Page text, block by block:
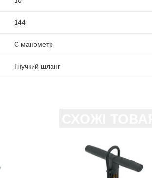
144
Є манометр
Гнучкий шланг